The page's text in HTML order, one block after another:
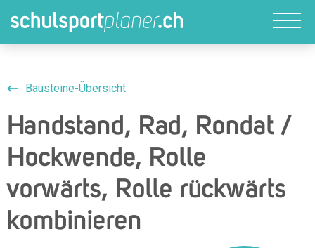
Bausteine-Übersicht
Handstand, Rad, Rondat /
Hockwende, Rolle
vorwärts, Rolle rückwärts
kombinieren